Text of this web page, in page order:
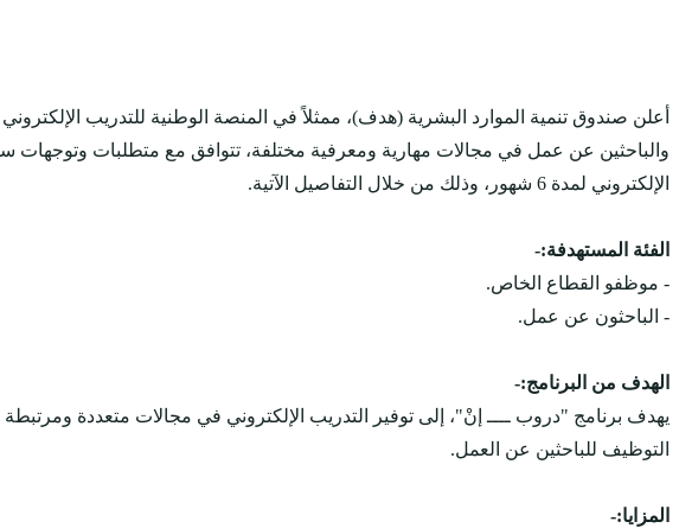
أعلن صندوق تنمية الموارد البشرية (هدف)، ممثلاً في المنصة الوطنية للتدريب
الإلكتروني لمدة 6 شهور، وذلك من خلال التفاصيل الآتية.
الفئة المستهدفة:-
- موظفو القطاع الخاص.
- الباحثون عن عمل.
الهدف من البرنامج:-
يهدف برنامج "دروب ــــ إنْ"، إلى توفير التدريب الإلكتروني في مجالات متعددة
التوظيف للباحثين عن العمل.
المزايا:-